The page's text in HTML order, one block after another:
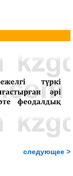
следующее >